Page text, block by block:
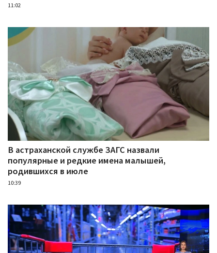
11:02
В астраханской службе ЗАГС назвали
популярные и редкие имена малышей,
родившихся в июле
10:39